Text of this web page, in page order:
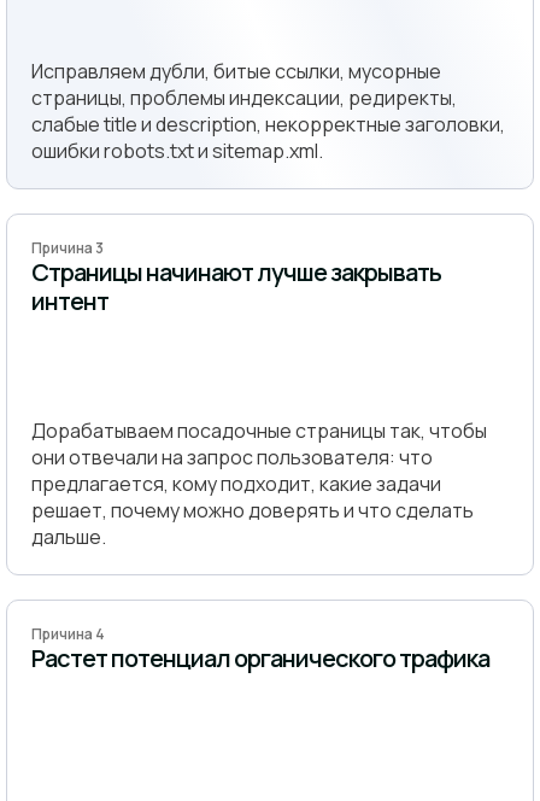
Исправляем дубли, битые ссылки, мусорные
страницы, проблемы индексации, редиректы,
слабые title и description, некорректные заголовки,
ошибки robots.txt и sitemap.xml.
Причина 3
Страницы начинают лучше закрывать
интент
Дорабатываем посадочные страницы так, чтобы
они отвечали на запрос пользователя: что
предлагается, кому подходит, какие задачи
решает, почему можно доверять и что сделать
дальше.
Причина 4
Растет потенциал органического трафика